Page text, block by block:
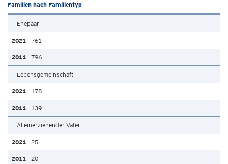
Familien nach Familientyp
Ehepaar
761
796
Lebensgemeinschaft
178
139
Alleinerziehender Vater
25
20